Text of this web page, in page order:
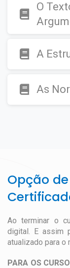
O
A
As
Opção
Ao terminar o
digital. E assim
atualizado para o
PARA OS